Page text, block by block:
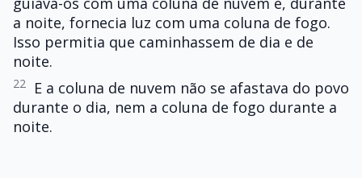
a noite, fornecia luz com uma coluna de fogo.
Isso permitia que caminhassem de dia e de
noite.
22
E a coluna de nuvem não se afastava do povo
durante o dia, nem a coluna de fogo durante a
noite.